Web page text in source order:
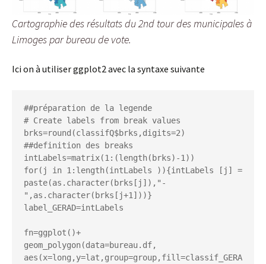
Cartographie des résultats du 2nd tour des municipales à
Limoges par bureau de vote.
Ici on à utiliser ggplot2 avec la syntaxe suivante
##préparation de la legende
# Create labels from break values
brks=round(classifQ$brks,digits=2)
##definition des breaks
intLabels=matrix(1:(length(brks)-1))
for(j in 1:length(intLabels )){intLabels [j] =
paste(as.character(brks[j]),"-
",as.character(brks[j+1]))}
label_GERAD=intLabels
fn=ggplot()+
geom_polygon(data=bureau.df,
aes(x=long,y=lat,group=group,fill=classif_GERA